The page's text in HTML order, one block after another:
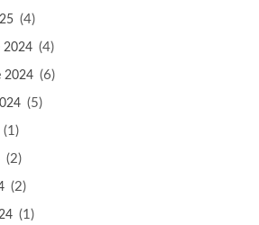
(4)
2024 (4)
2024 (6)
(5)
(1)
(2)
(2)
(1)